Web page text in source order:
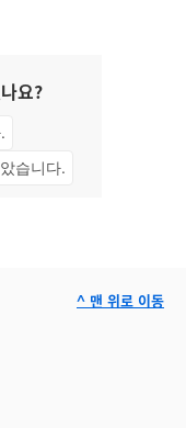
요?
습니다.
^ 맨 위로 이동